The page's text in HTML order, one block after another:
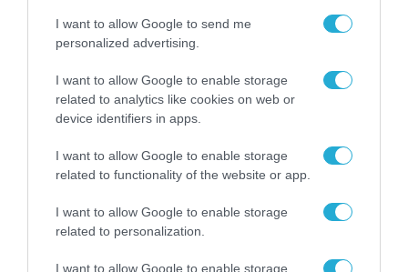
I want to allow Google to send me
personalized advertising.
I want to allow Google to enable storage
related to analytics like cookies on web or
device identifiers in apps.
I want to allow Google to enable storage
related to functionality of the website or app.
I want to allow Google to enable storage
related to personalization.
I want to allow Google to enable storage
SAMSUNG Galaxy Z Fold8 Series και Ζ Flip8:
Ξεκίνησαν οι προ-παραγγελίες σε
payzy cashback
28.07.2026